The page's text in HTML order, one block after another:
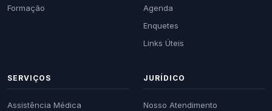
Formação
Agenda
Enquetes
Links Úteis
SERVIÇOS
Assistência Médica
JURÍDICO
Nosso Atendimento